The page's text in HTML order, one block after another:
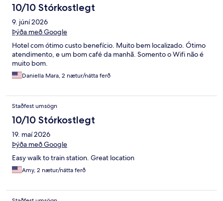
10/10 Stórkostlegt
9. júní 2026
Þýða með Google
Hotel com ótimo custo benefício. Muito bem localizado. Ótimo
atendimento, e um bom café da manhã. Somento o Wifi não é
muito bom.
Daniella Mara, 2 nætur/nátta ferð
Staðfest umsögn
10/10 Stórkostlegt
19. maí 2026
Þýða með Google
Easy walk to train station. Great location
Amy, 2 nætur/nátta ferð